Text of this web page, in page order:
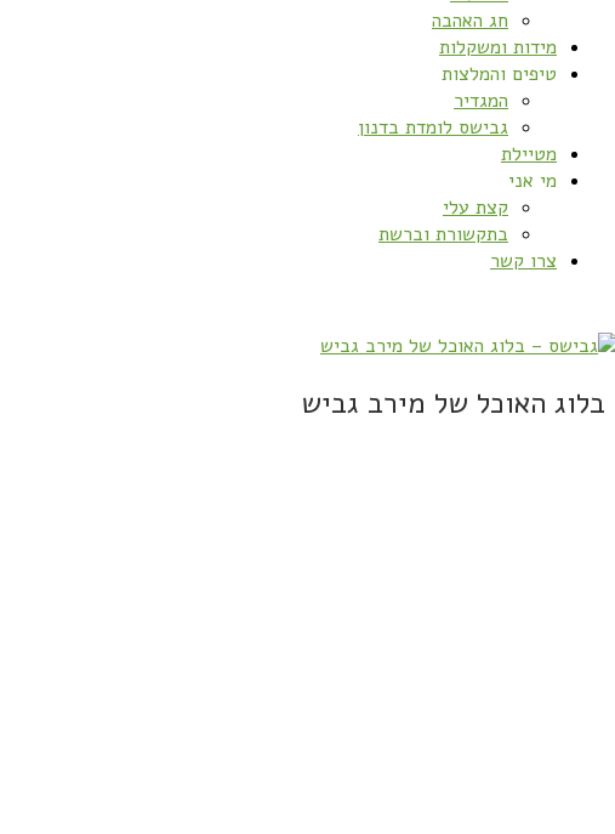
חג האהבה
מידות ומשקלות
טיפים והמלצות
המגדיר
גבישס לומדת בדנון
מטיילת
מי אני
קצת עלי
בתקשורת וברשת
צרו קשר
בלוג האוכל של מירב גביש